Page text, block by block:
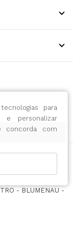
para
e personalizar
concorda com
/ CNPJ:
- BLUMENAU -